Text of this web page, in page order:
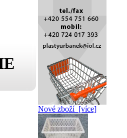
Nové zboží [více]